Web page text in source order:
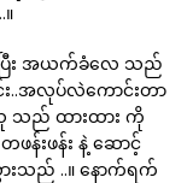
ပြီး အယက်ခံလေ သည်
..အလုပ်လဲကောင်းတာ
သည် ထားထား ကို
ဖန်းဖန်း နဲ့ ဆောင့်
းသည် ..။ နောက်ရက်